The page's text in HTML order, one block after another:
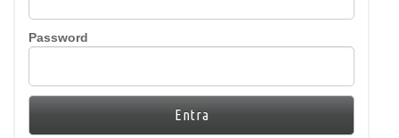
Password